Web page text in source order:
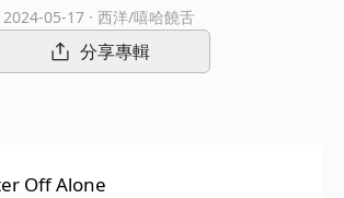
2024-05-17 · 西洋/嘻哈饒舌
分享專輯
Off Alone